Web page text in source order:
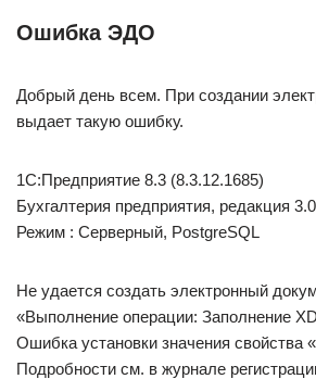
Ошибка ЭДО
Добрый день всем. При создании
выдает такую ошибку.
1С:Предприятие 8.3 (8.3.12.1685)
Бухгалтерия предприятия, редакция
Режим : Серверный, PostgreSQL
Не удается создать электронный
«Выполнение операции: Заполнение
Ошибка установки значения свойства
Подробности см. в журнале